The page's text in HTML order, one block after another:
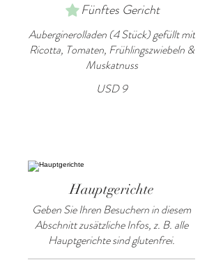
Fünftes Gericht
Auberginerolladen (4 Stück) gefüllt mit
Ricotta, Tomaten, Frühlingszwiebeln &
Muskatnuss
USD 9
Hauptgerichte
Geben Sie Ihren Besuchern in diesem
Abschnitt zusätzliche Infos, z. B. alle
Hauptgerichte sind glutenfrei.